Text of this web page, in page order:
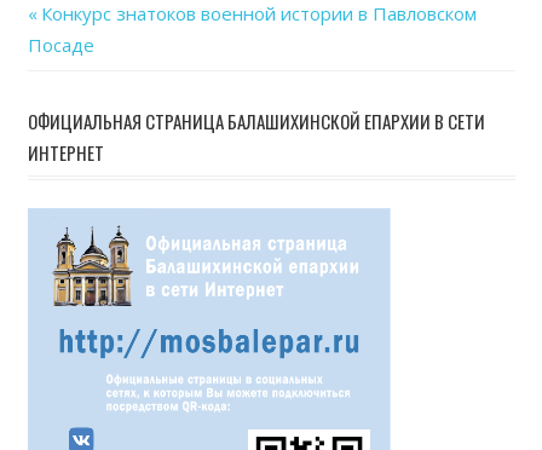
Навигация
записям
Previous
Post:
Конкурс знатоков военной истории в Павловском
Посаде
ОФИЦИАЛЬНАЯ СТРАНИЦА БАЛАШИХИНСКОЙ ЕПАРХИИ В СЕТИ
ИНТЕРНЕТ